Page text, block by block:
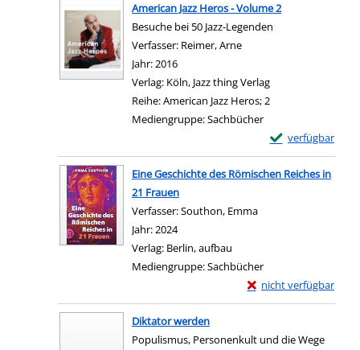
American Jazz Heros - Volume 2
Besuche bei 50 Jazz-Legenden
Verfasser: Reimer, Arne
Jahr:2016
Verlag: Köln, Jazz thing Verlag
Reihe:American Jazz Heros; 2
Mediengruppe:Sachbücher
verfügbar
Exemplar-Details
Zum Download
Eine Geschichte des Römischen Reiches in
21 Frauen
Verfasser:Southon, Emma
Jahr:2024
Verlag: Berlin, aufbau
Mediengruppe:Sachbücher
nicht verfügbar
Exemplar-Details von
Zum Download von
Diktator werden
Populismus, Personenkult und die Wege